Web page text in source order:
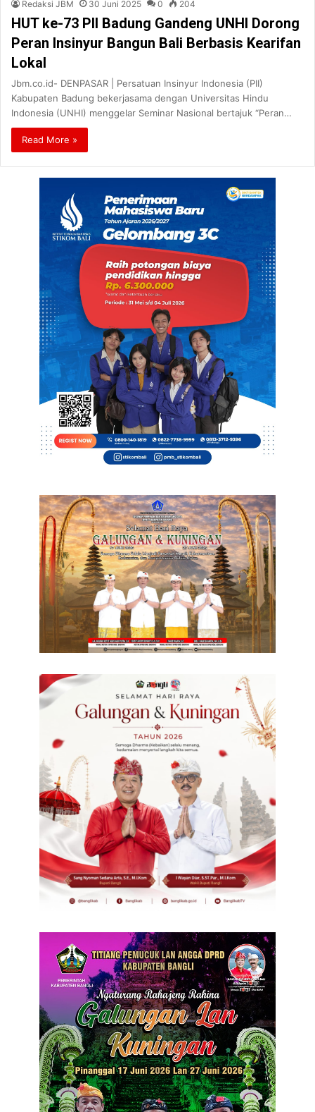
Redaksi JBM 30 Juni 2025 0 204
HUT ke-73 PII Badung Gandeng UNHI Dorong
Peran Insinyur Bangun Bali Berbasis Kearifan
Lokal
Jbm.co.id- DENPASAR | Persatuan Insinyur Indonesia (PII)
Kabupaten Badung bekerjasama dengan Universitas Hindu
Indonesia (UNHI) menggelar Seminar Nasional bertajuk “Peran…
Read More »